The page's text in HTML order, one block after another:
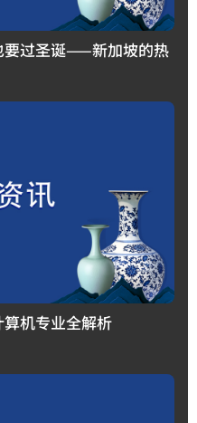
要过圣诞——新加坡的热
机专业全解析